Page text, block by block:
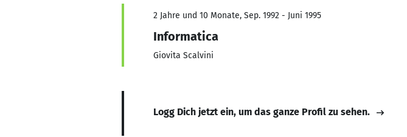
2 Jahre und 10 Monate, Sep. 1992 - Juni 1995
Informatica
Giovita Scalvini
Logg Dich jetzt ein, um das ganze Profil zu sehen.